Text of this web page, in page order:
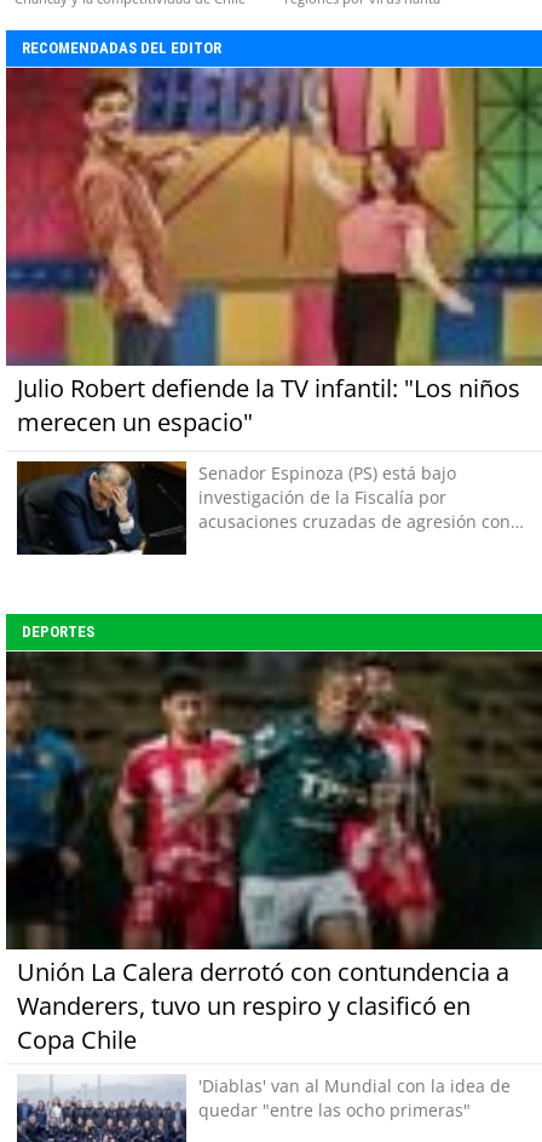
RECOMENDADAS DEL EDITOR
Julio Robert defiende la TV infantil: "Los niños
merecen un espacio"
Senador Espinoza (PS) está bajo
investigación de la Fiscalía por
acusaciones cruzadas de agresión con
DEPORTES
Unión La Calera derrotó con contundencia a
Wanderers, tuvo un respiro y clasificó en
Copa Chile
'Diablas' van al Mundial con la idea de
quedar "entre las ocho primeras"